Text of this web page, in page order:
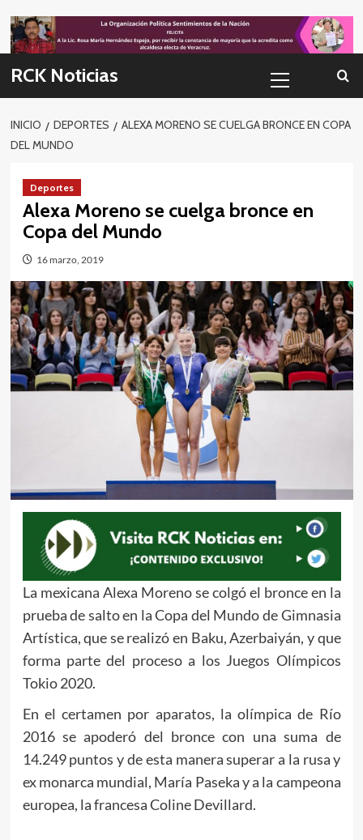
to
content
RCK Noticias
primario
INICIO DEPORTES
ALEXA MORENO SE CUELGA BRONCE EN COPA
DEL MUNDO
Deportes
Alexa Moreno se cuelga bronce en
Copa del Mundo
16 marzo, 2019
La mexicana Alexa Moreno se colgó el bronce en la
prueba de salto en la Copa del Mundo de Gimnasia
Artística, que se realizó en Baku, Azerbaiyán, y que
forma parte del proceso a los Juegos Olímpicos
Tokio 2020.
En el certamen por aparatos, la olímpica de Río
2016 se apoderó del bronce con una suma de
14.249 puntos y de esta manera superar a la rusa y
ex monarca mundial, María Paseka y a la campeona
europea, la francesa Coline Devillard.